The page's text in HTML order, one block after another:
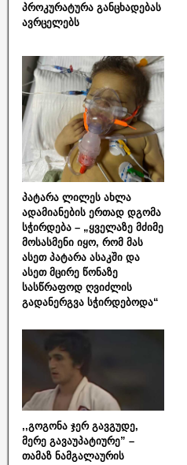
პროკურატურა განცხადებას
ავრცელებს
პატარა ლილეს ახლა
ადამიანების ერთად დგომა
სჭირდება – „ყველაზე მძიმე
მოსასმენი იყო, რომ მას
ასეთ პატარა ასაკში და
ასეთ მცირე წონაზე
სასწრაფოდ ღვიძლის
გადანერგვა სჭირდებოდა“
,,გოგონა ჯერ გავგუდე,
მერე გავაუპატიურე” –
თამაზ ნამგალაურის